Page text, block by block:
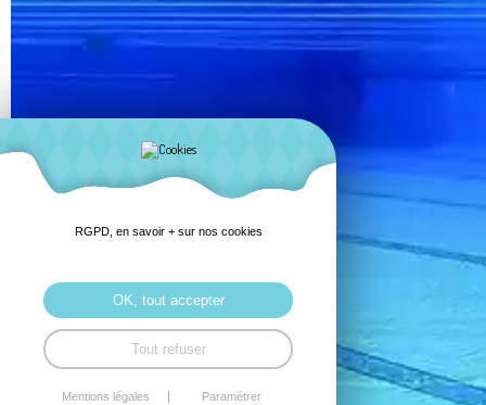
RGPD, en savoir + sur nos cookies
OK, tout accepter
Tout refuser
Mentions légales Paramétrer